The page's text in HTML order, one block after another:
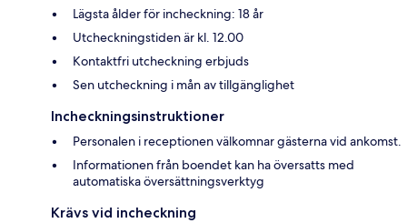
Lägsta ålder för incheckning: 18 år
Utcheckningstiden är kl. 12.00
Kontaktfri utcheckning erbjuds
Sen utcheckning i mån av tillgänglighet
Incheckningsinstruktioner
Personalen i receptionen välkomnar gästerna vid ankomst.
Informationen från boendet kan ha översatts med
automatiska översättningsverktyg
Krävs vid incheckning